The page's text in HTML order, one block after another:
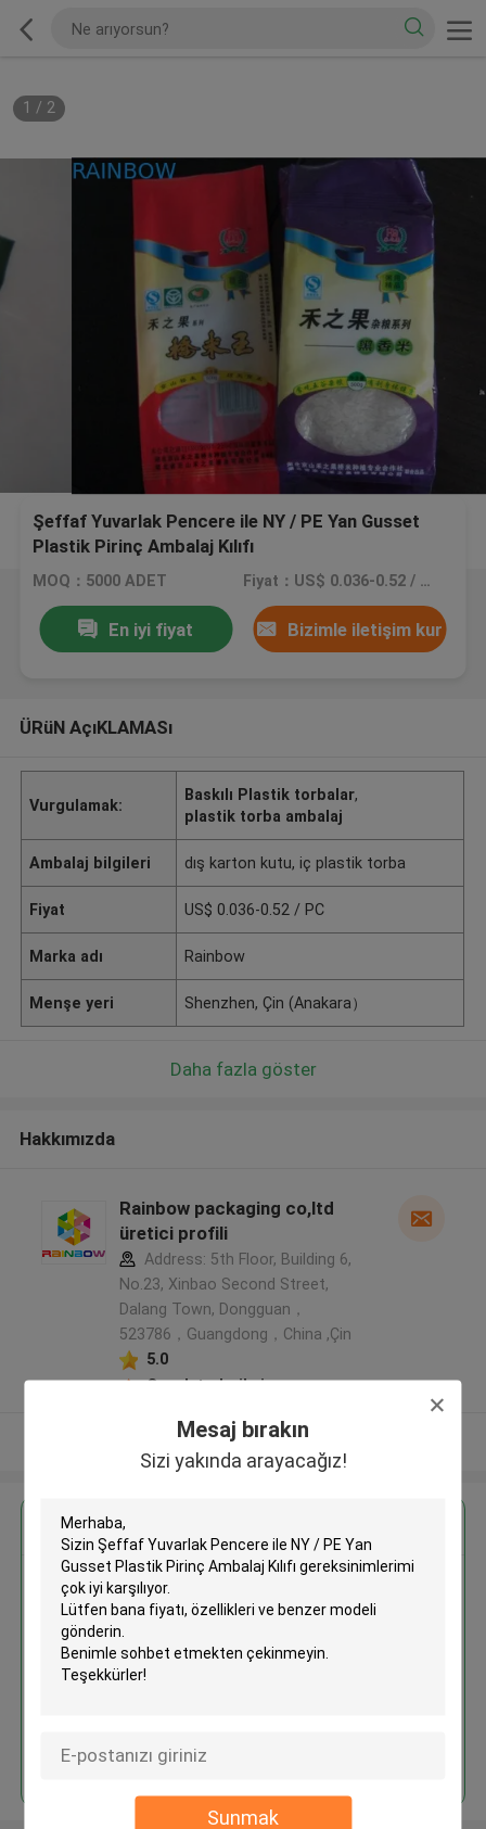
Mesaj bırakın
Sizi yakında arayacağız!
Sunmak
1 / 2
Şeffaf Yuvarlak Pencere ile NY / PE Yan Gusset
Plastik Pirinç Ambalaj Kılıfı
MOQ：5000 ADET Fiyat：US$ 0.036-0.52 / PC
En iyi fiyat Bizimle iletişim kur
ÜRüN AçıKLAMASı
Vurgulamak:
Baskılı Plastik torbalar,
plastik torba ambalaj
Ambalaj bilgileri dış karton kutu, iç plastik torba
Fiyat US$ 0.036-0.52 / PC
Marka adı Rainbow
Menşe yeri Shenzhen, Çin (Anakara）
Daha fazla göster
Hakkımızda
Rainbow packaging co,ltd
üretici profili
Address: 5th Floor, Building 6,
No.23, Xinbao Second Street,
Dalang Town, Dongguan，
523786，Guangdong，China ,Çin
5.0
Onaylı tedarikçi
Daha fazla göster
PE Yan Gusset Plastik Pirinç
Devam et